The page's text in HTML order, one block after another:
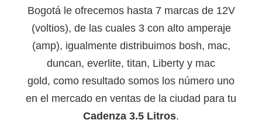
Bogotá le ofrecemos hasta 7 marcas de 12V
(voltios), de las cuales 3 con alto amperaje
(amp), igualmente distribuimos bosh, mac,
duncan, everlite, titan, Liberty y mac
gold, como resultado somos los número uno
en el mercado en ventas de la ciudad para tu
Cadenza 3.5 Litros.